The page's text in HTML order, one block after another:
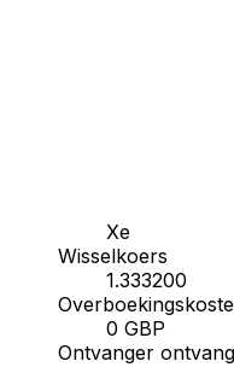
Xe
Wisselkoers
1.333200
0 GBP
Ontvanger